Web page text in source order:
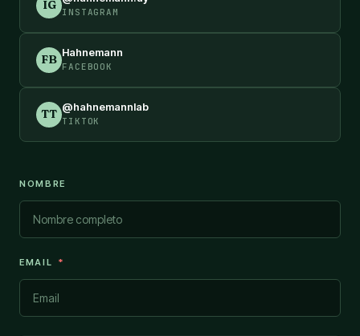
IG INSTAGRAM
FB
Hahnemann
FACEBOOK
TT
@hahnemannlab
TIKTOK
NOMBRE
EMAIL